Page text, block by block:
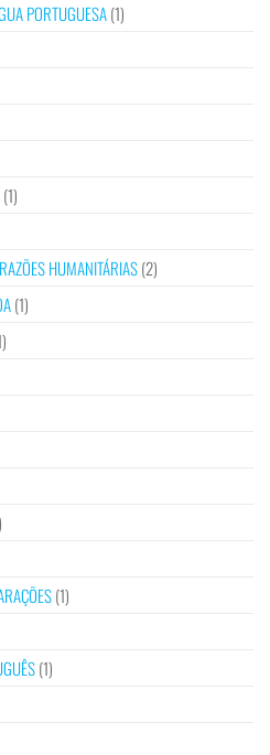
PORTUGUESA(1)
(1)
HUMANITÁRIAS(2)
(1)
(1)
(1)